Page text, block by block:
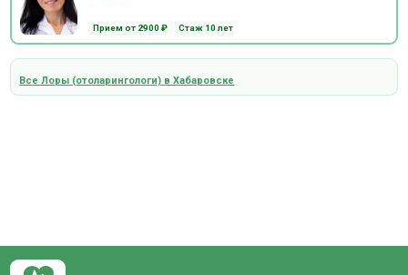
Прием от 2900 ₽ Стаж 10 лет
Все Лоры (отоларингологи) в Хабаровске